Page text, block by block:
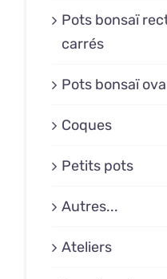
Pots bonsaï
carrés
Pots bonsaï
Coques
Petits pots
Autres...
Ateliers